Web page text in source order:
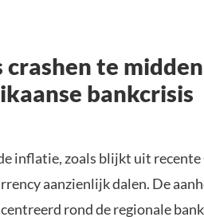
te
bankcrisis
inflatie, zoals blijkt uit recente
aanzienlijk dalen. De
rond de regionale